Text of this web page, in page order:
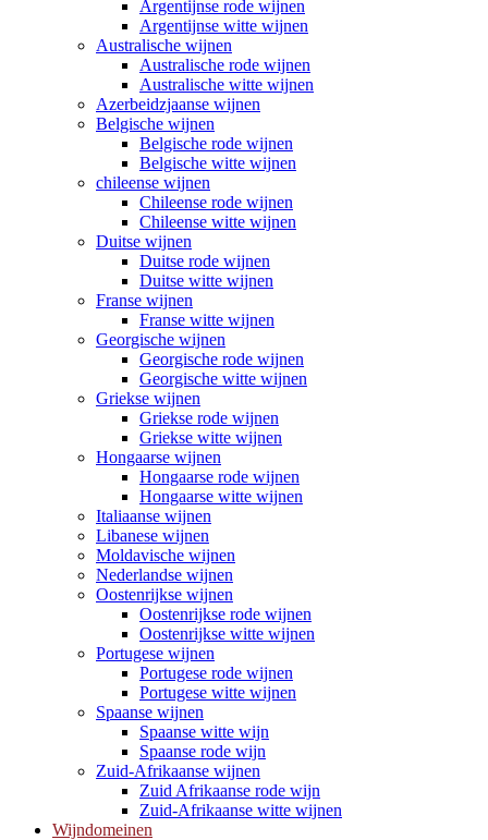
Argentijnse rode wijnen
Argentijnse witte wijnen
Australische wijnen
Australische rode wijnen
Australische witte wijnen
Azerbeidzjaanse wijnen
Belgische wijnen
Belgische rode wijnen
Belgische witte wijnen
chileense wijnen
Chileense rode wijnen
Chileense witte wijnen
Duitse wijnen
Duitse rode wijnen
Duitse witte wijnen
Franse wijnen
Franse witte wijnen
Georgische wijnen
Georgische rode wijnen
Georgische witte wijnen
Griekse wijnen
Griekse rode wijnen
Griekse witte wijnen
Hongaarse wijnen
Hongaarse rode wijnen
Hongaarse witte wijnen
Italiaanse wijnen
Libanese wijnen
Moldavische wijnen
Nederlandse wijnen
Oostenrijkse wijnen
Oostenrijkse rode wijnen
Oostenrijkse witte wijnen
Portugese wijnen
Portugese rode wijnen
Portugese witte wijnen
Spaanse wijnen
Spaanse witte wijn
Spaanse rode wijn
Zuid-Afrikaanse wijnen
Zuid Afrikaanse rode wijn
Zuid-Afrikaanse witte wijnen
Wijndomeinen